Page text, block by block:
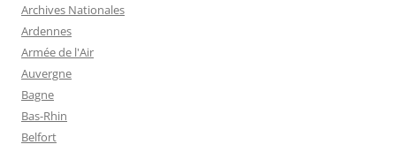
Archives Nationales
Ardennes
Armée de l'Air
Auvergne
Bagne
Bas-Rhin
Belfort